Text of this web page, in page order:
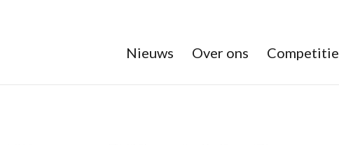
Nieuws Over ons Competitie